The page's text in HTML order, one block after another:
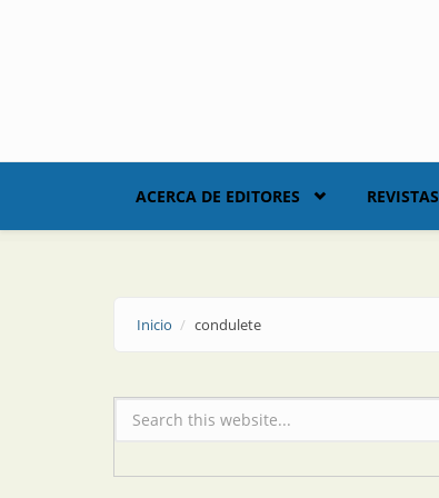
ACERCA DE EDITORES REVISTAS
Inicio condulete
Formulario de búsqueda